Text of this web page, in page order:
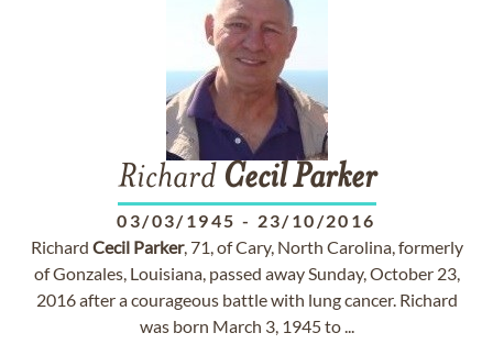
Richard Cecil Parker
03/03/1945 - 23/10/2016
Richard Cecil Parker, 71, of Cary, North Carolina, formerly
of Gonzales, Louisiana, passed away Sunday, October 23,
2016 after a courageous battle with lung cancer. Richard
was born March 3, 1945 to ...